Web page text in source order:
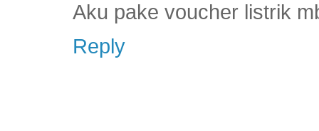
Aku pake voucher listrik
Reply